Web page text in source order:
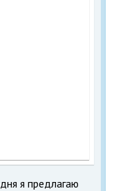
я предлагаю